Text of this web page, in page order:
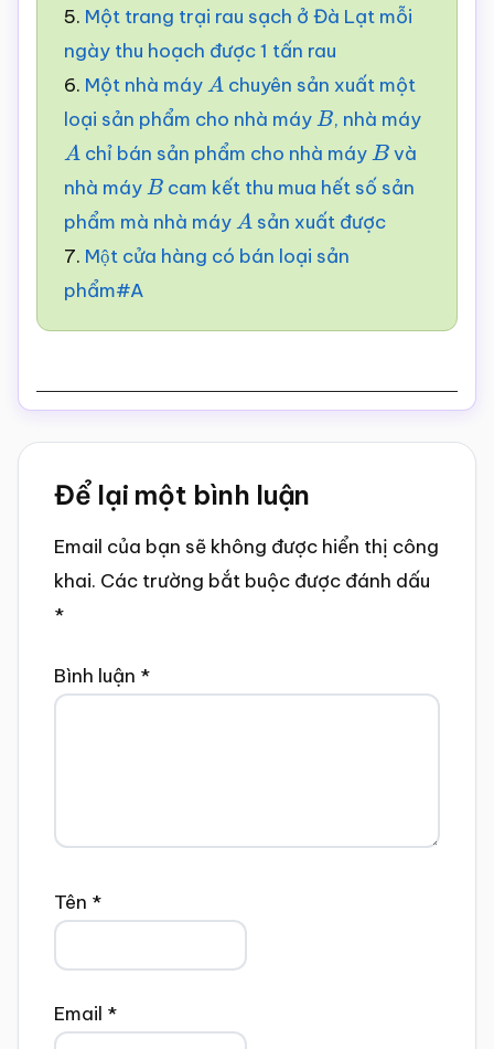
5. Một trang trại rau sạch ở Đà Lạt mỗi
ngày thu hoạch được 1 tấn rau
6. Một nhà máyA chuyên sản xuất một
loại sản phẩm cho nhà máyB , nhà máy
A chỉ bán sản phẩm cho nhà máyB và
nhà máyB cam kết thu mua hết số sản
phẩm mà nhà máyA sản xuất được
7. Một cửa hàng có bán loại sản
phẩm#A
Reader
Interactions
Để lại một bình luận
Email của bạn sẽ không được hiển thị công
khai. Các trường bắt buộc được đánh dấu
*
Bình luận *
Tên *
Email *